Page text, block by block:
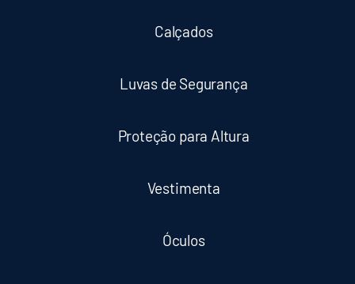
Calçados
Luvas de Segurança
Proteção para Altura
Vestimenta
Óculos